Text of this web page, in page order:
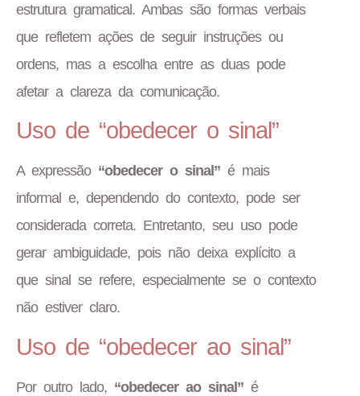
estrutura gramatical. Ambas são formas verbais
que refletem ações de seguir instruções ou
ordens, mas a escolha entre as duas pode
afetar a clareza da comunicação.
Uso de “obedecer o sinal”
A expressão “obedecer o sinal” é mais
informal e, dependendo do contexto, pode ser
considerada correta. Entretanto, seu uso pode
gerar ambiguidade, pois não deixa explícito a
que sinal se refere, especialmente se o contexto
não estiver claro.
Uso de “obedecer ao sinal”
Por outro lado, “obedecer ao sinal” é